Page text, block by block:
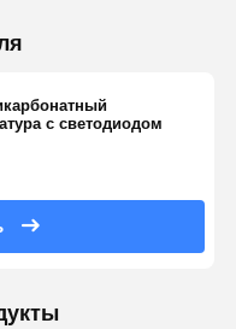
с светодиодом